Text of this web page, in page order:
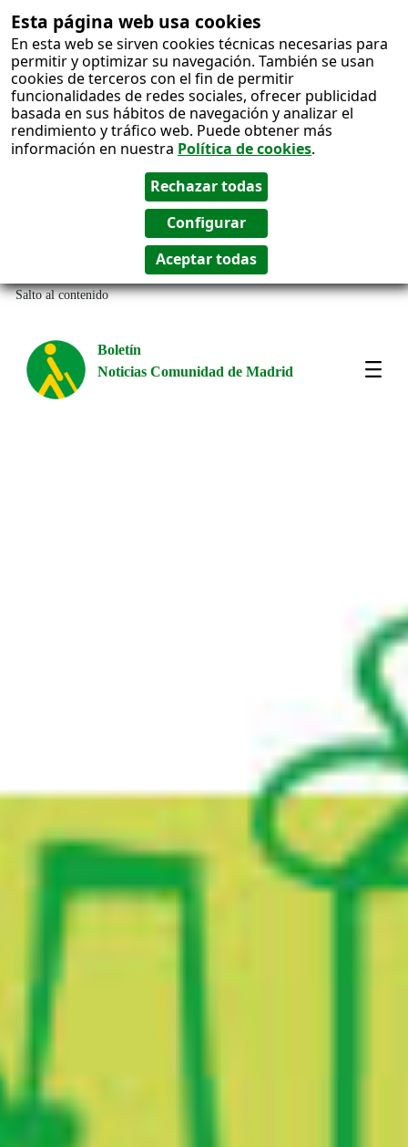
Esta página web usa cookies
En esta web se sirven cookies técnicas necesarias para
permitir y optimizar su navegación. También se usan
cookies de terceros con el fin de permitir
funcionalidades de redes sociales, ofrecer publicidad
basada en sus hábitos de navegación y analizar el
rendimiento y tráfico web. Puede obtener más
información en nuestra Política de cookies.
Salto al contenido
Boletín
Noticias Comunidad de Madrid